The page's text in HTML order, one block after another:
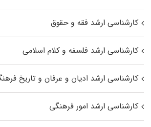
کارشناسی ارشد فقه و حقوق
کارشناسی ارشد فلسفه و کلام اسلامی
کارشناسی ارشد ادیان و عرفان و تاریخ
کارشناسی ارشد امور فرهنگی